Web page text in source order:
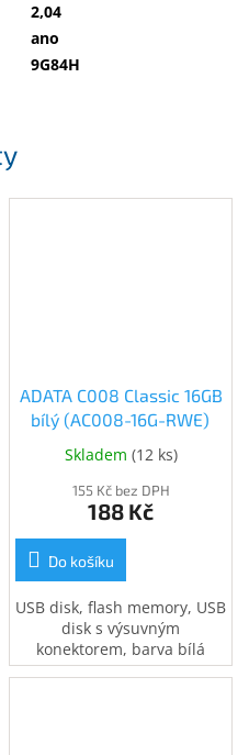
ADATA C008 Classic 16GB
bílý (AC008-16G-RWE)
Skladem (12 ks)
155 Kč bez DPH
188 Kč
Do košíku
USB disk, flash memory, USB
disk s výsuvným
konektorem, barva bílá
2,04
ano
9G84H